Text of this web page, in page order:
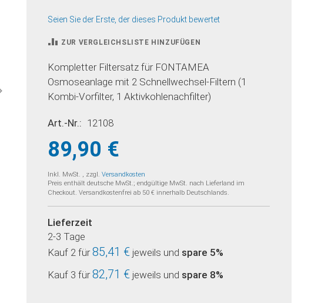
Seien Sie der Erste, der dieses Produkt bewertet
ZUR VERGLEICHSLISTE HINZUFÜGEN
Kompletter Filtersatz für FONTAMEA
Osmoseanlage mit 2 Schnellwechsel-Filtern (1
Kombi-Vorfilter, 1 Aktivkohlenachfilter)
Art.-Nr. 12108
89,90 €
Inkl. MwSt. , zzgl.Versandkosten
Preis enthält deutsche MwSt.; endgültige MwSt. nach Lieferland im
Checkout. Versandkostenfrei ab 50 € innerhalb Deutschlands.
Lieferzeit
2-3 Tage
Kauf 2 für85,41 € jeweils und spare 5%
Kauf 3 für82,71 € jeweils und spare 8%